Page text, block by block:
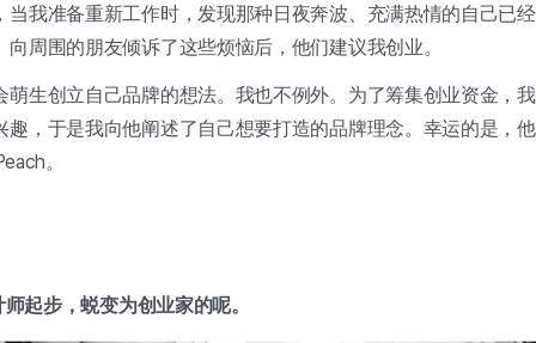
当我准备重新工作时，发现那种日夜奔波、充满热情的自己已
周围的朋友倾诉了这些烦恼后，他们建议我创业。
萌生创立自己品牌的想法。我也不例外。为了筹集创业资金，
趣，于是我向他阐述了自己想要打造的品牌理念。幸运的是，
。
起步，蜕变为创业家的呢。